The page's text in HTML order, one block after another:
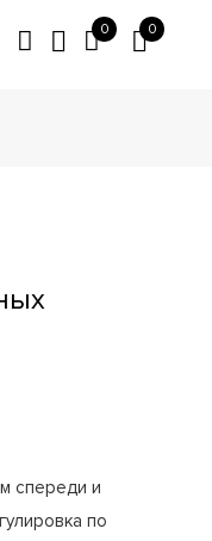
0 0
спереди и
по